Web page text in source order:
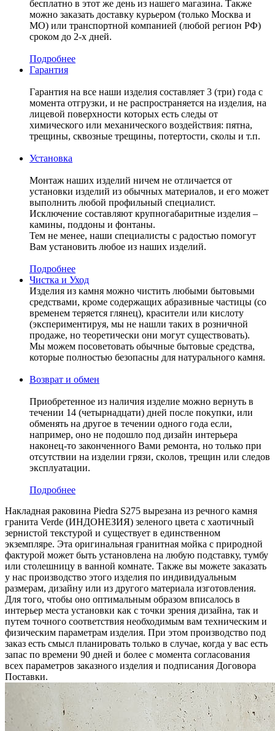
бесплатно в этот же день из нашего магазина. Также
можно заказать доставку курьером (только Москва и
МО) или транспортной компанией (любой регион РФ)
сроком до 2-х дней.
Подробнее
Гарантия
Гарантия на все наши изделия составляет 3 (три) года с
момента отгрузки, и не распространяется на изделия, на
лицевой поверхности которых есть следы от
химического или механического воздействия: пятна,
трещины, сквозные трещины, потертости, сколы и т.п.
Установка
Монтаж наших изделий ничем не отличается от
установки изделий из обычных материалов, и его может
выполнить любой профильный специалист.
Исключение составляют крупногабаритные изделия –
камины, поддоны и фонтаны.
Тем не менее, наши специалисты с радостью помогут
Вам установить любое из наших изделий.
Подробнее
Чистка и Уход
Изделия из камня можно чистить любыми бытовыми
средствами, кроме содержащих абразивные частицы (со
временем теряется глянец), красители или кислоту
(экспериментируя, мы не нашли таких в розничной
продаже, но теоретически они могут существовать).
Мы можем посоветовать обычные бытовые средства,
которые полностью безопасны для натурального камня.
Возврат и обмен
Приобретенное из наличия изделие можно вернуть в
течении 14 (четырнадцати) дней после покупки, или
обменять на другое в течении одного года если,
например, оно не подошло под дизайн интерьера
наконец-то законченного Вами ремонта, но только при
отсутствии на изделии грязи, сколов, трещин или следов
эксплуатации.
Подробнее
Накладная раковина Piedra S275 вырезана из речного камня
гранита Verde (ИНДОНЕЗИЯ) зеленого цвета c хаотичный
зернистой текстурой и существует в единственном
экземпляре. Эта оригинальная гранитная мойка с природной
фактурой может быть установлена на любую подставку, тумбу
или столешницу в ванной комнате. Также вы можете заказать
у нас производство этого изделия по индивидуальным
размерам, дизайну или из другого материала изготовления.
Для того, чтобы оно оптимальным образом вписалось в
интерьер места установки как с точки зрения дизайна, так и
путем точного соответствия необходимым вам техническим и
физическим параметрам изделия. При этом производство под
заказ есть смысл планировать только в случае, когда у вас есть
запас по времени 90 дней и более с момента согласования
всех параметров заказного изделия и подписания Договора
Поставки.